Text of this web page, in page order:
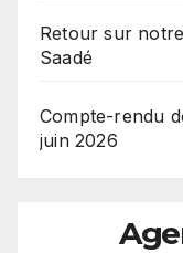
Retour sur
Saadé
Compte-rendu
juin 2026